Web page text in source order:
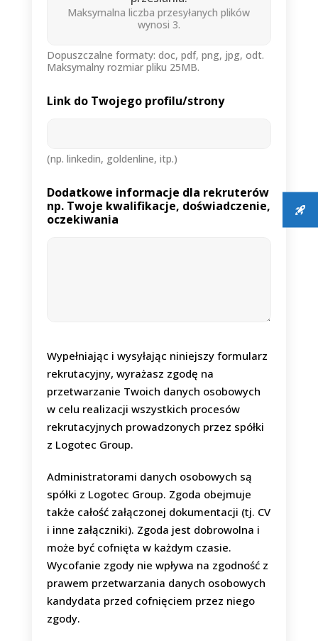
Maksymalna liczba przesyłanych plików
wynosi 3.
Dopuszczalne formaty: doc, pdf, png, jpg, odt.
Maksymalny rozmiar pliku 25MB.
Link do Twojego profilu/strony
(np. linkedin, goldenline, itp.)
Dodatkowe informacje dla rekruterów
np. Twoje kwalifikacje, doświadczenie,
oczekiwania
u
m
e
r
d
a
Wypełniając i wysyłając niniejszy formularz
rekrutacyjny, wyrażasz zgodę na
przetwarzanie Twoich danych osobowych
w celu realizacji wszystkich procesów
rekrutacyjnych prowadzonych przez spółki
z Logotec Group.
Administratorami danych osobowych są
spółki z Logotec Group. Zgoda obejmuje
także całość załączonej dokumentacji (tj. CV
i inne załączniki). Zgoda jest dobrowolna i
może być cofnięta w każdym czasie.
Wycofanie zgody nie wpływa na zgodność z
prawem przetwarzania danych osobowych
kandydata przed cofnięciem przez niego
zgody.